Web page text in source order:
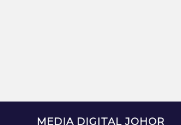
MEDIA DIGITAL JOHOR